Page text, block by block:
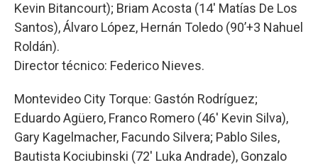
Kevin Bitancourt); Briam Acosta (14′ Matías De Los
Santos), Álvaro López, Hernán Toledo (90’+3 Nahuel
Roldán).
Director técnico: Federico Nieves.
Montevideo City Torque: Gastón Rodríguez;
Eduardo Agüero, Franco Romero (46′ Kevin Silva),
Gary Kagelmacher, Facundo Silvera; Pablo Siles,
Bautista Kociubinski (72′ Luka Andrade), Gonzalo